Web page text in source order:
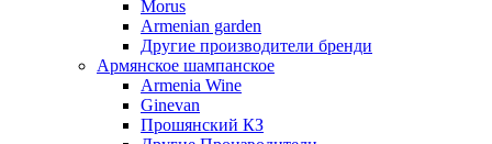
Morus
Armenian garden
Другие производители бренди
Армянское шампанское
Armenia Wine
Ginevan
Прошянский КЗ